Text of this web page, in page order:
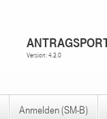
Version: 4.2.0
Anmelden (SM-B)